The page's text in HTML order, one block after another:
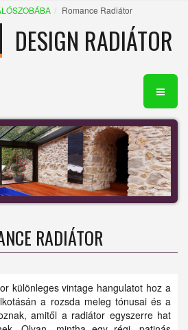
Romance Radiátor
DESIGN RADIÁTOR
RADIÁTOR
különleges vintage hangulatot hoz a
a rozsda meleg tónusai és a
amitől a radiátor egyszerre hat